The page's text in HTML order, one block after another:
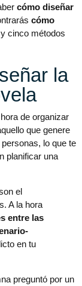
cómo diseñar
cómo
y cinco métodos
la
de organizar
que genere
lo que te
planificar una
el
A la hora
entre las
en tu
preguntó por un